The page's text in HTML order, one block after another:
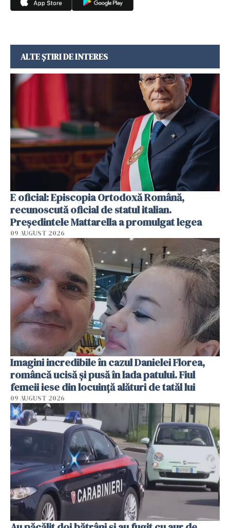
ALTE ȘTIRI DE INTERES
E oficial: Episcopia Ortodoxă Română,
recunoscută oficial de statul italian.
Președintele Mattarella a promulgat legea
09 AUGUST 2026
Imagini incredibile în cazul Danielei Florea,
româncă ucisă și pusă în lada patului. Fiul
femeii iese din locuință alături de tatăl lui
09 AUGUST 2026